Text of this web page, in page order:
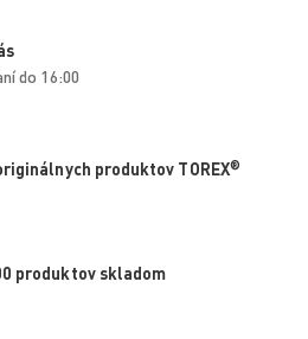
do 16:00
produktov TOREX®
produktov skladom